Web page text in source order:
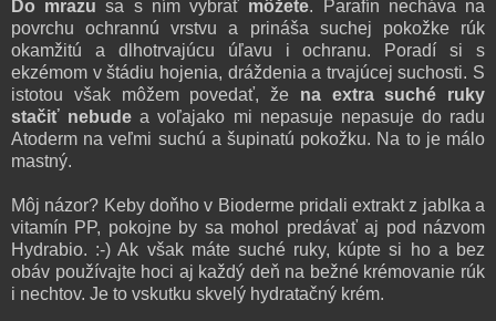
Do mrazu sa s ním vybrať môžete. Parafín necháva na
povrchu ochrannú vrstvu a prináša suchej pokožke rúk
okamžitú a dlhotrvajúcu úľavu i ochranu. Poradí si s
ekzémom v štádiu hojenia, dráždenia a trvajúcej suchosti. S
istotou však môžem povedať, že na extra suché ruky
stačiť nebude a voľajako mi nepasuje nepasuje do radu
Atoderm na veľmi suchú a šupinatú pokožku. Na to je málo
mastný.
Môj názor? Keby doňho v Bioderme pridali extrakt z jablka a
vitamín PP, pokojne by sa mohol predávať aj pod názvom
Hydrabio. :-) Ak však máte suché ruky, kúpte si ho a bez
obáv používajte hoci aj každý deň na bežné krémovanie rúk
i nechtov. Je to vskutku skvelý hydratačný krém.